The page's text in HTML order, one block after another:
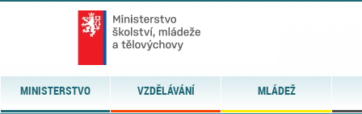
MINISTERSTVO VZDĚLÁVÁNÍ MLÁDEŽ